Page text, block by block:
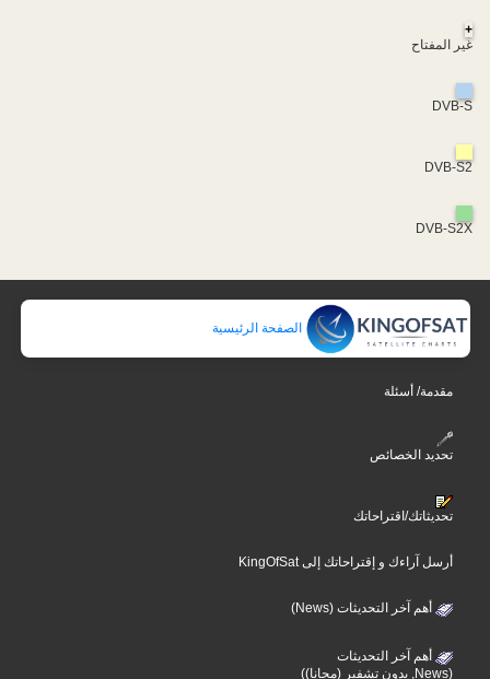
+
غير المفتاح
DVB-S
DVB-S2
DVB-S2X
الصفحة الرئيسية
مقدمة/ أسئلة
تحديد الخصائص
تحديثاتك/اقتراحاتك
أرسل آراءك و إقتراحاتك إلى KingOfSat
أهم آخر التحديثات (News)
أهم آخر التحديثات
(News, بدون تشفير (مجانا))